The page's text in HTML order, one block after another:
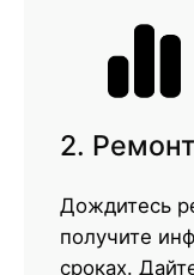
2.
Дождитесь
получите
сроках.